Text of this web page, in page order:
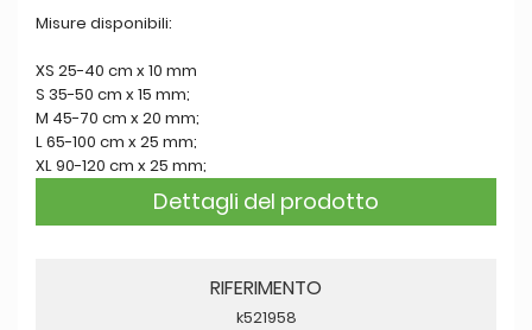
Misure disponibili:
XS 25-40 cm x 10 mm
S 35-50 cm x 15 mm;
M 45-70 cm x 20 mm;
L 65-100 cm x 25 mm;
XL 90-120 cm x 25 mm;
Dettagli del prodotto
RIFERIMENTO
k521958